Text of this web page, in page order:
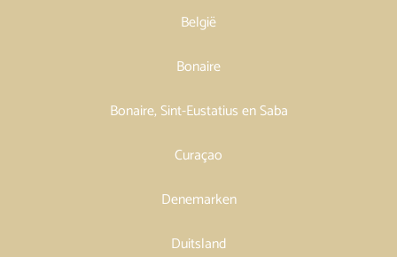
België
Bonaire
Bonaire, Sint-Eustatius en Saba
Curaçao
Denemarken
Duitsland